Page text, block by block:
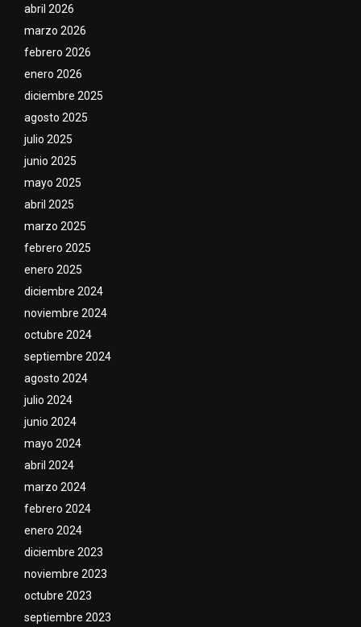
abril 2026
marzo 2026
febrero 2026
enero 2026
diciembre 2025
agosto 2025
julio 2025
junio 2025
mayo 2025
abril 2025
marzo 2025
febrero 2025
enero 2025
diciembre 2024
noviembre 2024
octubre 2024
septiembre 2024
agosto 2024
julio 2024
junio 2024
mayo 2024
abril 2024
marzo 2024
febrero 2024
enero 2024
diciembre 2023
noviembre 2023
octubre 2023
septiembre 2023